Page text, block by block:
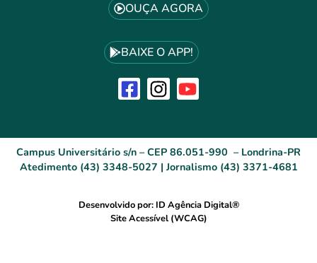
OUÇA AGORA
BAIXE O APP!
Campus Universitário s/n – CEP 86.051-990 – Londrina-PR
Atedimento (43) 3348-5027 | Jornalismo (43) 3371-4681
Desenvolvido por: ID Agência Digital®
Site Acessível (WCAG)